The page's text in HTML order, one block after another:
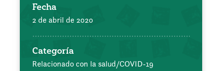
Fecha
2 de abril de 2020
Categoría
Relacionado con la salud/COVID-19